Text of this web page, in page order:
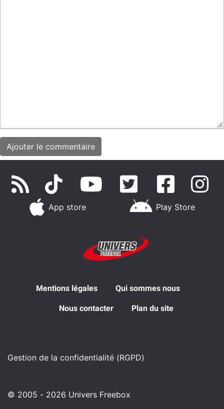
App store Play Store
Mentions légales Qui sommes nous
Nous contacter Plan du site
Gestion de la confidentialité (RGPD)
© 2005 - 2026 Univers Freebox